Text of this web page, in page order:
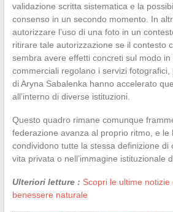
validazione scritta sistematica e la
consenso in un secondo momento. In
autorizzare l’uso di una foto in un
ritirare tale autorizzazione se il contesto
sembra avere effetti concreti sul modo
commerciali regolano i servizi
di Aryna Sabalenka hanno accelerato
all’interno di diverse istituzioni.
Questo quadro rimane comunque
federazione avanza al proprio ritmo, e le
condividono tutte la stessa definizione di
vita privata o nell’immagine istituzionale
Ulteriori letture : Scopri le ultime
benessere naturale